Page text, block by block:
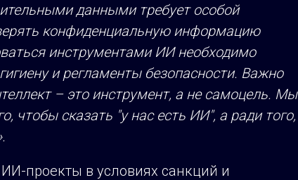
данными требует особой
конфиденциальную информацию
инструментами ИИ необходимо
и регламенты безопасности. Важно
– это инструмент, а не самоцель. Мы
чтобы сказать "у нас есть ИИ", а ради того,
проекты в условиях санкций и